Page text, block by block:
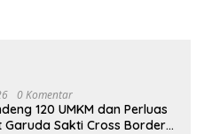
0 Komentar
120 UMKM dan Perluas
Garuda Sakti Cross Border